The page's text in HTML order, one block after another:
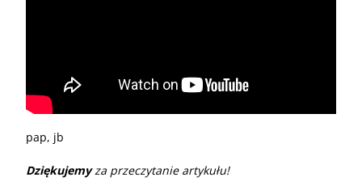
pap, jb
Dziękujemyza przeczytanie artykułu!